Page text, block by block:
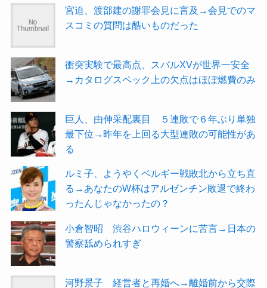
宮迫、渡部建の謝罪会見に言及→会見でのマ
スコミの質問は酷いものだった
衝突実験で最高点、スバルXVが世界一安全
→カタログスペック上の欠点はほぼ燃費のみ
巨人、由伸采配裏目 ５連敗で６年ぶり単独
最下位→昨年を上回る大型連敗の可能性があ
る
ルミ子、ようやくベルギー戦敗北から立ち直
る→あなたのW杯はアルゼンチン敗退で終わ
ったんじゃなかったの？
小倉智昭 渋谷ハロウィーンに苦言→日本の
警察舐められすぎ
河野景子 経営者と再婚へ→離婚前から交際